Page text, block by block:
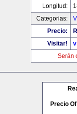
Longitud:
Categorias:
Precio:
Visitar!
Serán
Precio